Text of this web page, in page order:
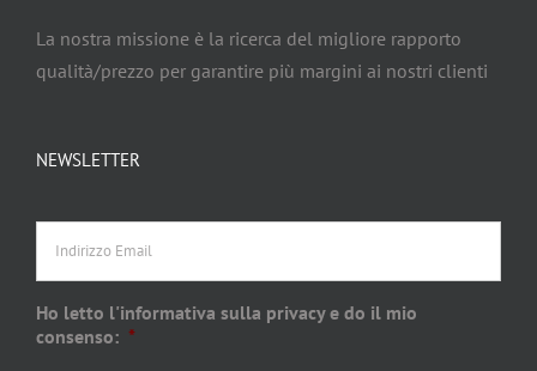
La nostra missione è la ricerca del migliore rapporto
qualità/prezzo per garantire più margini ai nostri clienti
NEWSLETTER
Indirizzo
Email
Ho letto l'informativa sulla privacy e do il mio
consenso: *